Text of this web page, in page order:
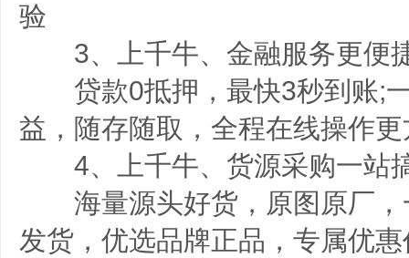
验
3、上千牛、金融服务更便
贷款0抵押，最快3秒到账;一
益，随存随取，全程在线操作
4、上千牛、货源采购一站
海量源头好货，原图原厂，
发货，优选品牌正品，专属优